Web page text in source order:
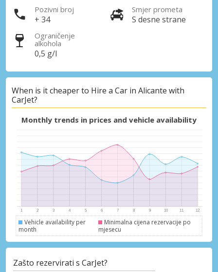
Pozivni broj
+ 34
Smjer prometa
S desne strane
Ograničenje
alkohola
0,5 g/l
When is it cheaper to Hire a Car in Alicante with
CarJet?
Monthly trends in prices and vehicle availability
Vehicle availability per
month
Minimalna cijena rezervacije po
mjesecu
Zašto rezervirati s CarJet?